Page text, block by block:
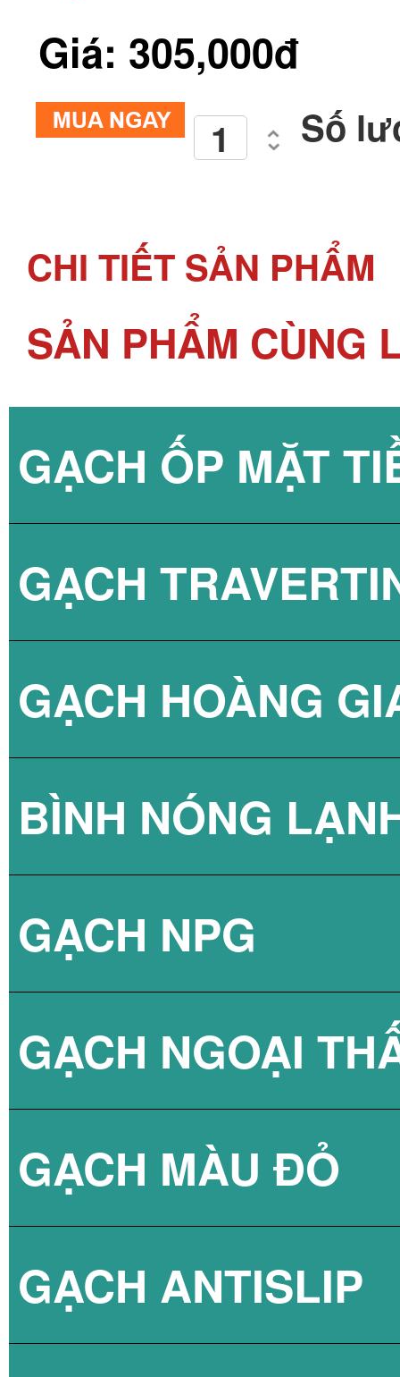
Giá: 305,000đ
Số
CHI TIẾT SẢN PHẨM
SẢN PHẨM CÙNG
GẠCH ỐP MẶT
GẠCH
GẠCH HOÀNG
BÌNH NÓNG
BÌNH NÓNG
BÌNH NÓNG
BÌNH NÓNG
BÌNH NÓNG
GẠCH NPG
GẠCH NPG
GẠCH NPG
GẠCH NGOẠI
GẠCH MÀU ĐỎ
GẠCH ANTISLIP